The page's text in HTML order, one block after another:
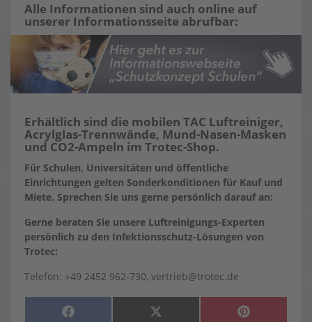
Alle Informationen sind auch online auf
unserer Informationsseite abrufbar:
Erhältlich sind die mobilen TAC Luftreiniger,
Acrylglas-Trennwände, Mund-Nasen-Masken
und CO2-Ampeln im Trotec-Shop.
Für Schulen, Universitäten und öffentliche
Einrichtungen gelten Sonderkonditionen für Kauf und
Miete. Sprechen Sie uns gerne persönlich darauf an:
Gerne beraten Sie unsere Luftreinigungs-Experten
persönlich zu den Infektionsschutz-Lösungen von
Trotec:
Telefon: +49 2452 962-730, vertrieb@trotec.de
SHARE
F SHARE
X SHARE
P